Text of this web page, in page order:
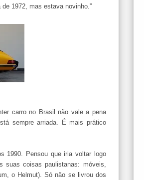
1972, mas estava novinho.”
carro no Brasil não vale a pena
sempre arriada. É mais prático
1990. Pensou que iria voltar logo
coisas paulistanas: móveis,
o Helmut). Só não se livrou dos